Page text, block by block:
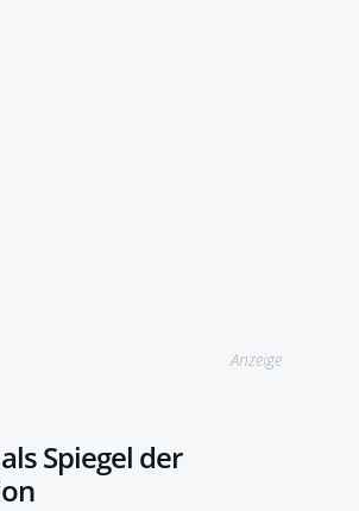
Anzeige
Spiegel der